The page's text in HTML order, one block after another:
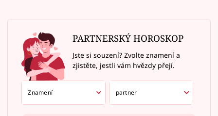
PARTNERSKÝ HOROSKOP
Jste si souzení? Zvolte znamení a
zjistěte, jestli vám hvězdy přejí.